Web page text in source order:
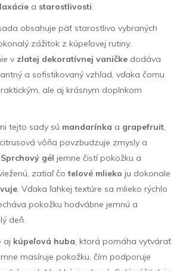
a starostlivosti.
obsahuje päť starostlivo vybraných
zážitok z kúpeľovej rutiny.
v zlatej dekoratívnej vaničke dodáva
a sofistikovaný vzhľad, vďaka čomu
ale aj krásnym doplnkom
tejto sady sú mandarínka a grapefruit,
vôňa povzbudzuje zmysly a
Sprchový gél jemne čistí pokožku a
zatiaľ čotelové mlieko ju dokonale
. Vďaka ľahkej textúre sa mlieko rýchlo
pokožku hodvábne jemnú a
deň.
aj kúpeľová huba, ktorá pomáha vytvárať
masíruje pokožku, čím podporuje